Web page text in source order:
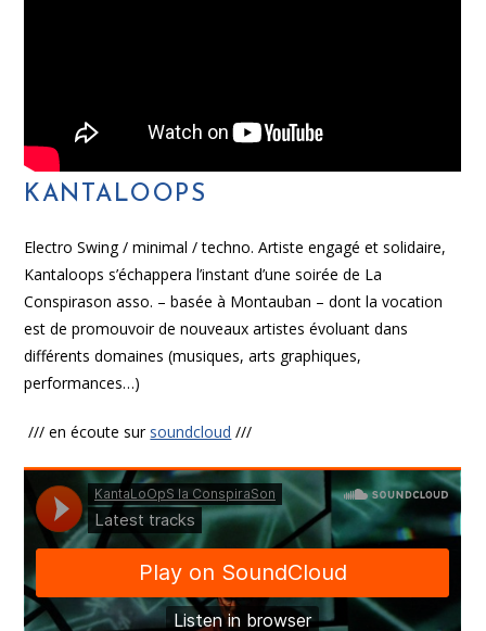
KANTALOOPS
Electro Swing / minimal / techno. Artiste engagé et solidaire,
Kantaloops s’échappera l’instant d’une soirée de La
Conspirason asso. – basée à Montauban – dont la vocation
est de promouvoir de nouveaux artistes évoluant dans
différents domaines (musiques, arts graphiques,
performances…)
/// en écoute sur soundcloud ///